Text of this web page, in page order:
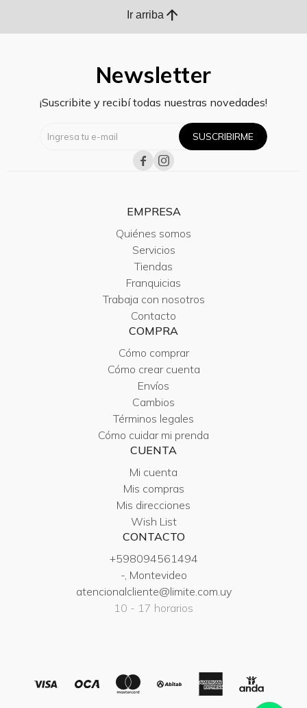
Ir arriba arrow_upward
Newsletter
¡Suscribite y recibí todas nuestras novedades!
SUSCRIBIRME
 
EMPRESA
Quiénes somos
Servicios
Tiendas
Franquicias
Trabaja con nosotros
Contacto
COMPRA
Cómo comprar
Cómo crear cuenta
Envíos
Cambios
Términos legales
Cómo cuidar mi prenda
CUENTA
Mi cuenta
Mis compras
Mis direcciones
Wish List
CONTACTO
+598094561494
-, Montevideo
atencionalcliente@limite.com.uy
10 - 17 horarios